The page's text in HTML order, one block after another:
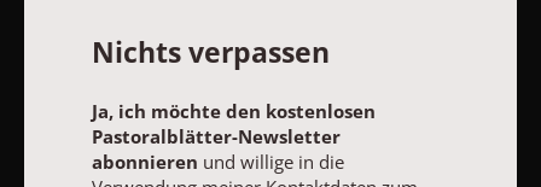
Pastoralblätter-Newsletter
Ja, ich möchte den kostenlosen Pastoralblätter-Newsletter
abonnierenund willige in die Verwendung meiner Kontaktdaten
zum Zweck des E-Mail-Marketings durch den Verlag Herder ein.
Nichts verpassen
Ja, ich möchte den kostenlosen
Pastoralblätter-Newsletter
abonnieren und willige in die